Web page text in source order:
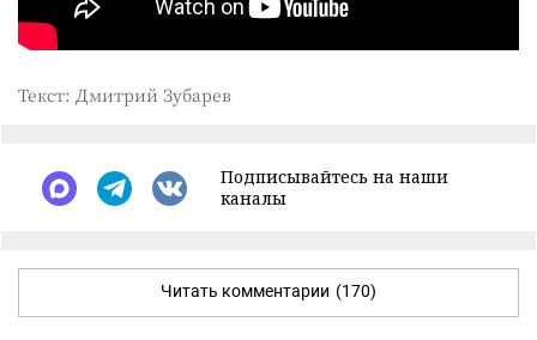
Текст: Дмитрий Зубарев
Подписывайтесь на наши
каналы
Читать комментарии (170)